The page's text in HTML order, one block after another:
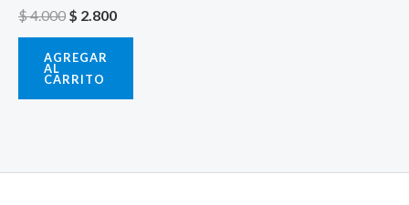
$4.000 $ 2.800
AGREGAR
AL
CARRITO